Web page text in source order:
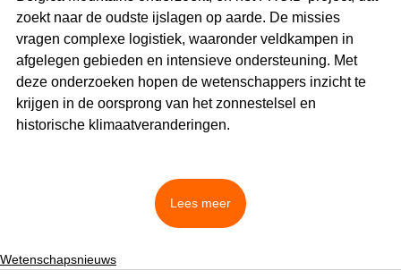
zoekt naar de oudste ijslagen op aarde. De missies
vragen complexe logistiek, waaronder veldkampen in
afgelegen gebieden en intensieve ondersteuning. Met
deze onderzoeken hopen de wetenschappers inzicht te
krijgen in de oorsprong van het zonnestelsel en
historische klimaatveranderingen.
Lees meer
Wetenschapsnieuws